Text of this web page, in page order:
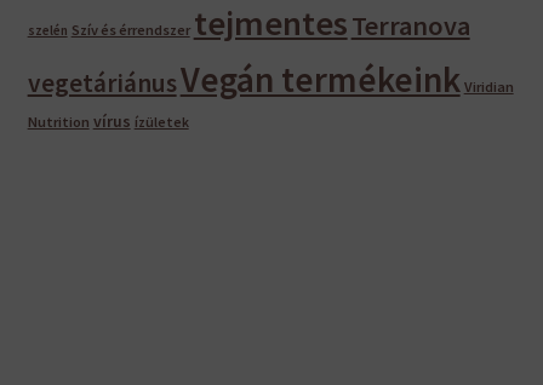
szelén Szív és érrendszer tejmentesTerranova
vegetáriánusVegán termékeink Viridian
Nutrition vírus ízületek